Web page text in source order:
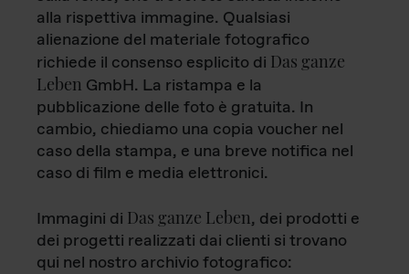
alla rispettiva immagine. Qualsiasi
alienazione del materiale fotografico
richiede il consenso esplicito di Das ganze
Leben GmbH. La ristampa e la
pubblicazione delle foto è gratuita. In
cambio, chiediamo una copia voucher nel
caso della stampa, e una breve notifica nel
caso di film e media elettronici.
Immagini di Das ganze Leben, dei prodotti e
dei progetti realizzati dai clienti si trovano
qui nel nostro archivio fotografico: